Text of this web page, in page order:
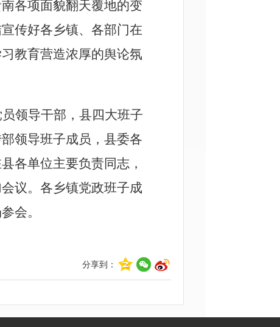
各项面貌翻天覆地的变
传好各乡镇、各部门在
教育营造浓厚的舆论氛
领导干部，县四大班子
领导班子成员，县委各
各单位主要负责同志，
议。 各乡镇党政班子成
参会。
分享到：